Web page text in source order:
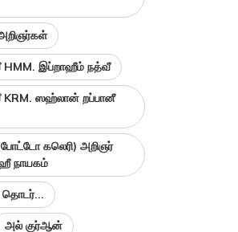
இப்றாஹீம் நத்வீ
ஸஹ்லான் றப்பானீ
கலெரி) அறிஞர்
நாயகம்
அல் குர்ஆன்